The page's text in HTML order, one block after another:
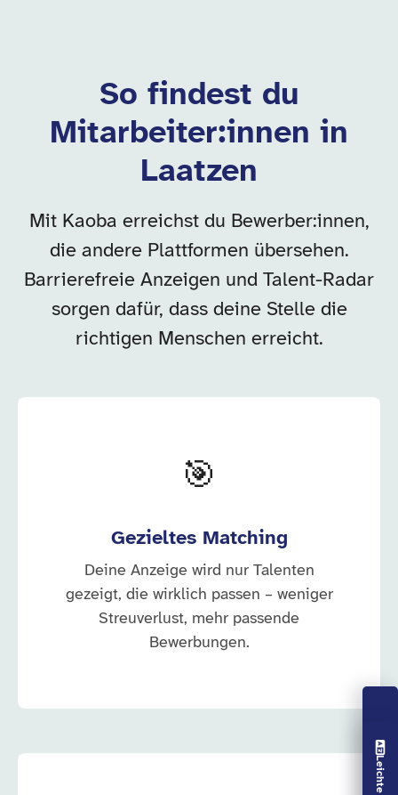
Vorlesen aus
So findest du
Mitarbeiter:innen in
Laatzen
Mit Kaoba erreichst du Bewerber:innen,
die andere Plattformen übersehen.
Barrierefreie Anzeigen und Talent-Radar
sorgen dafür, dass deine Stelle die
richtigen Menschen erreicht.
🎯
Gezieltes Matching
Deine Anzeige wird nur Talenten
gezeigt, die wirklich passen – weniger
Streuverlust, mehr passende
Bewerbungen.